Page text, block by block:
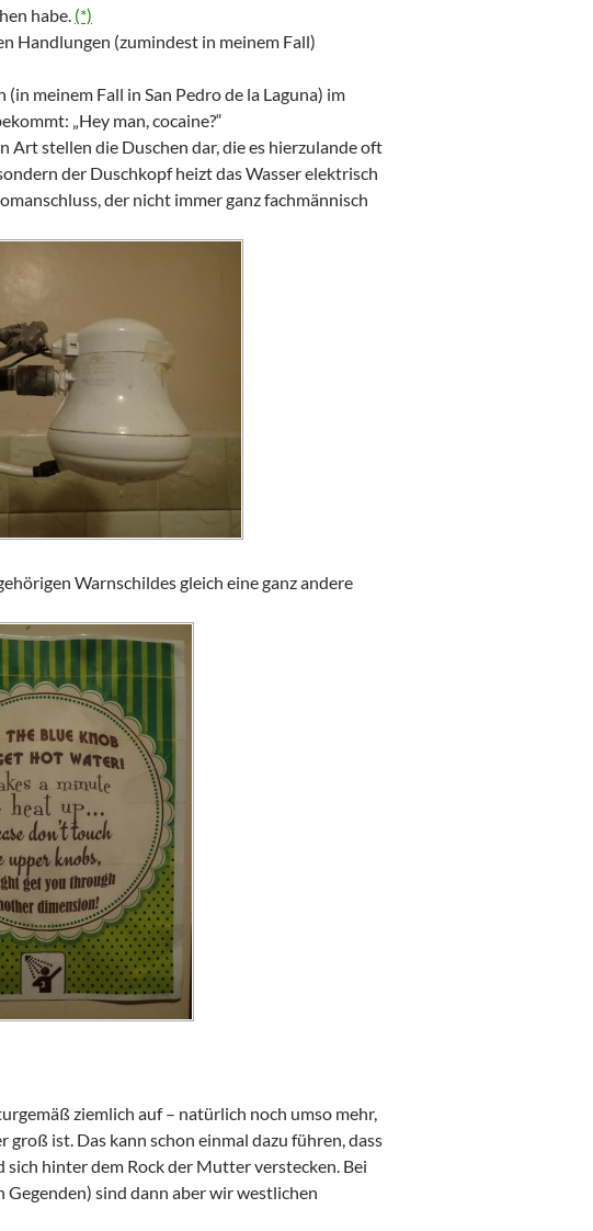
habe. (*)
Handlungen (zumindest in meinem Fall)
meinem Fall in San Pedro de la Laguna) im
Hey man, cocaine?
Art stellen die Duschen dar, die es hierzulande oft
der Duschkopf heizt das Wasser elektrisch
der nicht immer ganz fachmännisch
Warnschildes gleich eine ganz andere
ziemlich auf – natürlich noch umso mehr,
groß ist. Das kann schon einmal dazu führen, dass
hinter dem Rock der Mutter verstecken. Bei
sind dann aber wir westlichen